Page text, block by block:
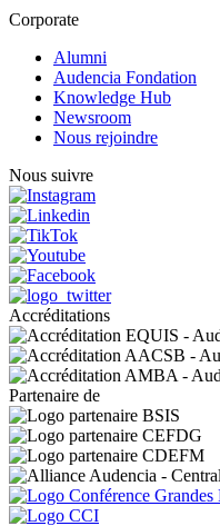
Corporate
Alumni
Audencia Fondation
Knowledge Hub
Newsroom
Nous rejoindre
Nous suivre
Accréditations
Partenaire de